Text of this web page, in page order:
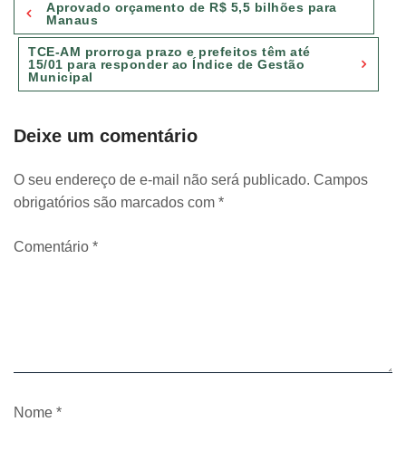
de
Post
Aprovado orçamento de R$ 5,5 bilhões para
Manaus
TCE-AM prorroga prazo e prefeitos têm até
15/01 para responder ao Índice de Gestão
Municipal
Deixe um comentário
O seu endereço de e-mail não será publicado. Campos
obrigatórios são marcados com *
Comentário *
Nome *